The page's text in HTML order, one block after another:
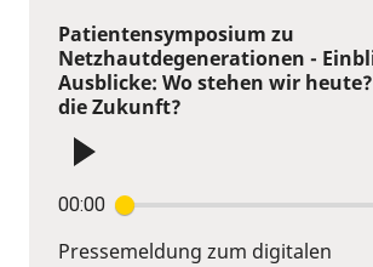
Patientensymposium zu
Netzhautdegenerationen -
Ausblicke: Wo stehen wir
die Zukunft?
00:00
Pressemeldung zum digitalen